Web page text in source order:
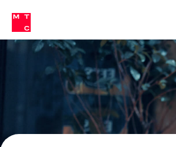
связь
Сервисы и подписки
30% на связь
кабинеты
Мобильная
связь
Интернет
Спутниковое
в МТС
Тарифы
Услуги
Роуминг